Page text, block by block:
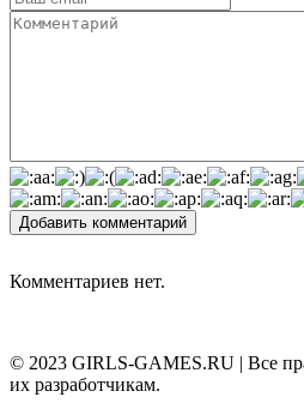
Добавить комментарий
Комментариев нет.
© 2023 GIRLS-GAMES.RU | Все
их разработчикам.